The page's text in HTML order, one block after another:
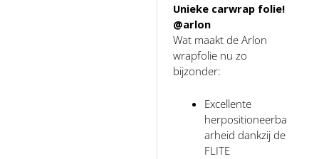
Unieke carwrap folie!
@arlon
Wat maakt de Arlon
wrapfolie nu zo
bijzonder:
Excellente
herpositioneerba
arheid dankzij de
FLITE